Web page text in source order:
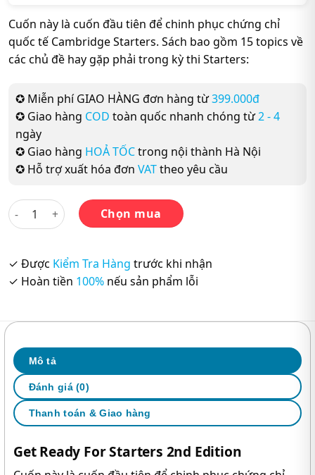
Cuốn này là cuốn đầu tiên để chinh phục chứng chỉ
quốc tế Cambridge Starters. Sách bao gồm 15 topics về
các chủ đề hay gặp phải trong kỳ thi Starters:
✪ Miễn phí GIAO HÀNG đơn hàng từ399.000đ
✪ Giao hàng COD toàn quốc nhanh chóng từ2 - 4
ngày
✪ Giao hàng HOẢ TỐCtrong nội thành Hà Nội
✪ Hỗ trợ xuất hóa đơn VATtheo yêu cầu
Get Ready For Starters 2nd Edition – Sách in Màu số lượng
Chọn mua
✓ Được Kiểm Tra Hàng trước khi nhận
✓ Hoàn tiền 100% nếu sản phẩm lỗi
Mô tả
Đánh giá (0)
Thanh toán & Giao hàng
Get Ready For Starters 2nd Edition